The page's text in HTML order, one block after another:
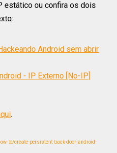
estático ou confira os dois
:
Android sem abrir
- IP Externo [No-IP]
.
to/create-persistent-back-door-android-